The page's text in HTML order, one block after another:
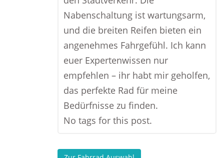
Nabenschaltung ist wartungsarm,
und die breiten Reifen bieten ein
angenehmes Fahrgefühl. Ich kann
euer Expertenwissen nur
empfehlen – ihr habt mir geholfen,
das perfekte Rad für meine
Bedürfnisse zu finden.
No tags for this post.